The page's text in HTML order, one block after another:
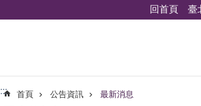
回首頁 臺
::: 首頁 公告資訊 最新消息